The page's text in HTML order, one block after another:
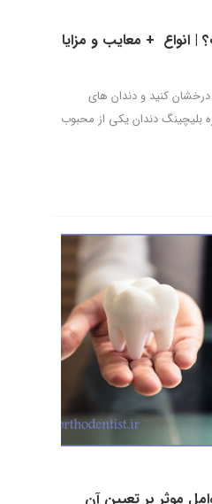
انواع + معایب و مزایا
کنید و دندان های
بلیچینگ دندان یکی از محبوب
موثر بر تعیین آن